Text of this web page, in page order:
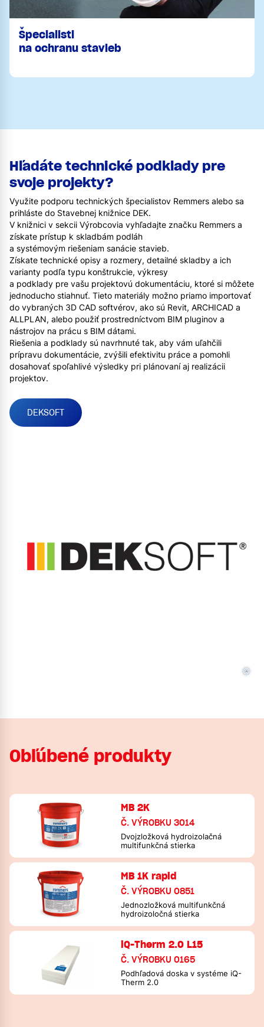
Špecialisti
na ochranu stavieb
Hľadáte technické podklady pre
svoje projekty?
Využite podporu technických špecialistov Remmers alebo sa
prihláste do Stavebnej knižnice DEK.
V knižnici v sekcii Výrobcovia vyhľadajte značku Remmers a
získate prístup k skladbám podláh
a systémovým riešeniam sanácie stavieb.
Získate technické opisy a rozmery, detailné skladby a ich
varianty podľa typu konštrukcie, výkresy
a podklady pre vašu projektovú dokumentáciu, ktoré si môžete
jednoducho stiahnuť. Tieto materiály možno priamo importovať
do vybraných 3D CAD softvérov, ako sú Revit, ARCHICAD a
ALLPLAN, alebo použiť prostredníctvom BIM pluginov a
nástrojov na prácu s BIM dátami.
Riešenia a podklady sú navrhnuté tak, aby vám uľahčili
prípravu dokumentácie, zvýšili efektivitu práce a pomohli
dosahovať spoľahlivé výsledky pri plánovaní aj realizácii
projektov.
DEKSOFT
©
Obľúbené produkty
MB 2K
Č. VÝROBKU 3014
Dvojzložková hydroizolačná
multifunkčná stierka
MB 1K rapid
Č. VÝROBKU 0851
Jednozložková multifunkčná
hydroizoločná stierka
iQ-Therm 2.0 L15
Č. VÝROBKU 0165
Podhľadová doska v systéme iQ-
Therm 2.0